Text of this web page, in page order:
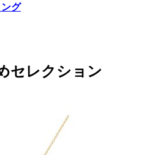
グ
セレクション